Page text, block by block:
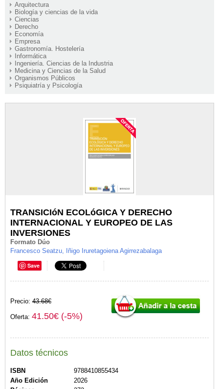
Arquitectura
Biología y ciencias de la vida
Ciencias
Derecho
Economía
Empresa
Gastronomía. Hostelería
Informática
Ingeniería. Ciencias de la Industria
Medicina y Ciencias de la Salud
Organismos Públicos
Psiquiatría y Psicología
TRANSICIóN ECOLóGICA Y DERECHO
INTERNACIONAL Y EUROPEO DE LAS
INVERSIONES
Formato Dúo
Francesco Seatzu, Iñigo Iruretagoiena Agirrezabalaga
Save
Precio: 43.68€
Oferta: 41.50€ (-5%)
Datos técnicos
ISBN
9788410855434
Año Edición
2026